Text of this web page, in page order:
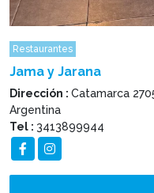
Restaurantes
Jama y Jarana
Dirección : Catamarca
Argentina
Tel : 3413899944